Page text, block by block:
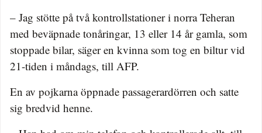
– Jag stötte på två kontrollstationer i norra Teheran
med beväpnade tonåringar, 13 eller 14 år gamla, som
stoppade bilar, säger en kvinna som tog en biltur vid
21-tiden i måndags, till AFP.
En av pojkarna öppnade passagerardörren och satte
sig bredvid henne.